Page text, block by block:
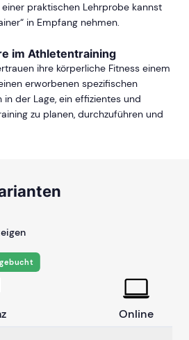
praktischen Lehrprobe kannst
in Empfang nehmen.
im Athletentraining
ihre körperliche Fitness einem
erworbenen spezifischen
der Lage, ein effizientes und
zu planen, durchzuführen und
Online